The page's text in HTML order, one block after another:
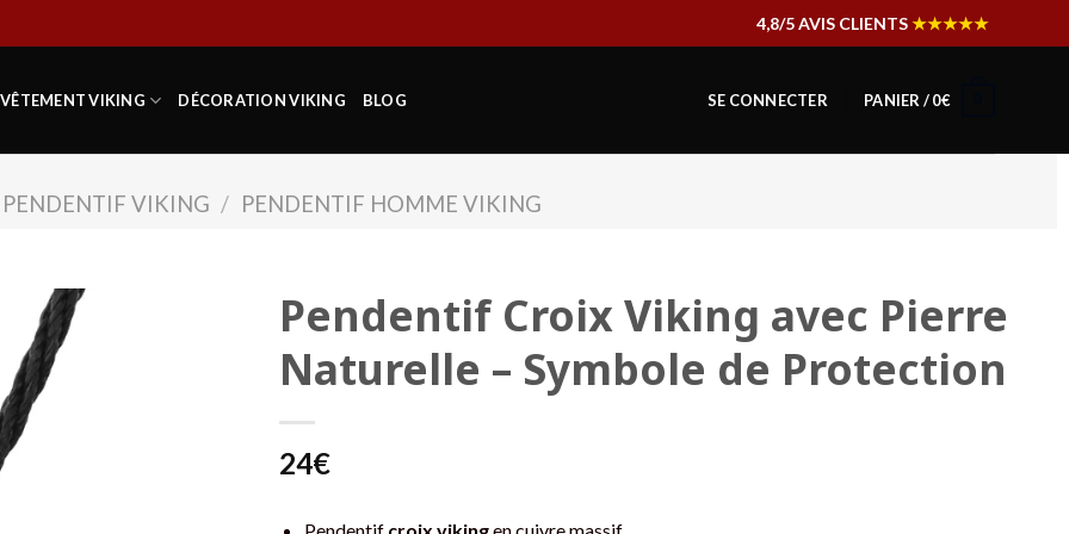
4,8/5 AVIS CLIENTS★★★★★
VÊTEMENT VIKING DÉCORATION VIKING BLOG SE CONNECTER PANIER /0€
PENDENTIF VIKING / PENDENTIF HOMME VIKING
Pendentif Croix Viking avec Pierre
Naturelle – Symbole de Protection
24€